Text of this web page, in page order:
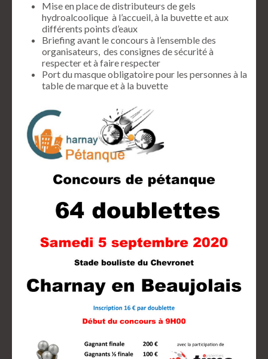
Mise en place de distributeurs de gels
hydroalcoolique à l’accueil, à la buvette et aux
différents points d’eaux
Briefing avant le concours à l’ensemble des
organisateurs, des consignes de sécurité à
respecter et à faire respecter
Port du masque obligatoire pour les personnes à la
table de marque et à la buvette